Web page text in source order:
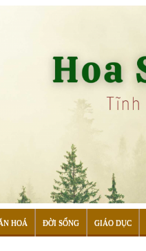
HOÁ ĐỜI SỐNG GIÁO DỤC